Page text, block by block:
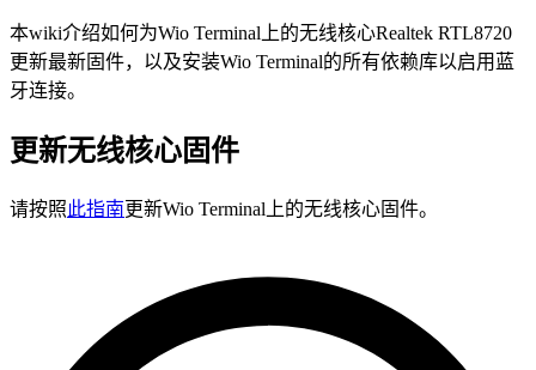
本wiki介绍如何为Wio Terminal上的无线核心Realtek RTL8720
更新最新固件，以及安装Wio Terminal的所有依赖库以启用蓝
牙连接。
更新无线核心固件
请按照此指南更新Wio Terminal上的无线核心固件。